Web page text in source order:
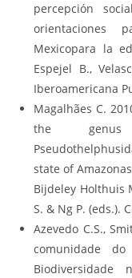
percepción
orientaciones
Mexicopara la
Espejel B.,
Iberoamericana
Magalhães C.
the genus
state of
Bijdeley Holthuis
S. & Ng P. (eds.).
Azevedo C.S.,
comunidade
Biodiversidade